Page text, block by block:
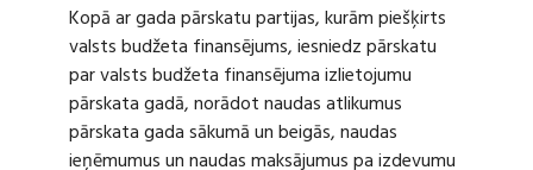
Kopā ar gada pārskatu partijas, kurām piešķirts
valsts budžeta finansējums, iesniedz pārskatu
par valsts budžeta finansējuma izlietojumu
pārskata gadā, norādot naudas atlikumus
pārskata gada sākumā un beigās, naudas
ieņēmumus un naudas maksājumus pa izdevumu